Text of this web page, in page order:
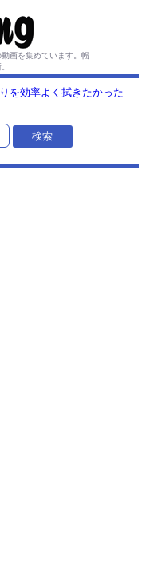
画を集めています。 幅
を効率よく拭きたかった